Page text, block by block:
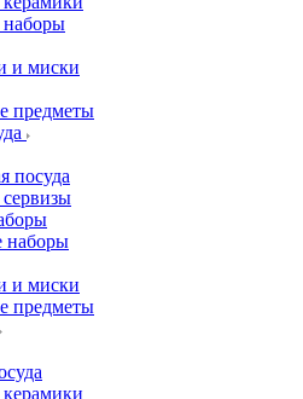
и миски
предметы
посуда
наборы
и миски
предметы